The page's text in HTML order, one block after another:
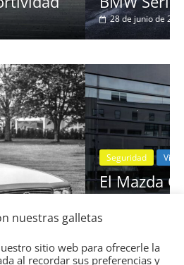
desde 1977
mospotter84 0
2022 logra la máxima
de seguridad del
mospotter84 0
nuestras galletas
sitio web para ofrecerle la
al recordar sus preferencias y